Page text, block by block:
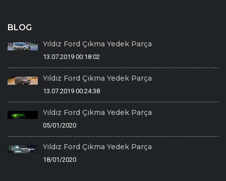
BLOG
Yıldız Ford Çıkma Yedek Parça
13.07.2019 00:18:02
Yıldız Ford Çıkma Yedek Parça
13.07.2019 00:24:38
Yıldız Ford Çıkma Yedek Parça
05/01/2020
Yıldız Ford Çıkma Yedek Parça
18/01/2020